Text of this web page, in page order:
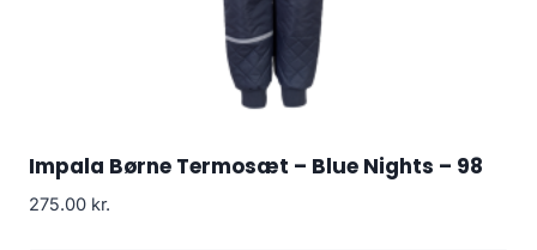
Impala Børne Termosæt – Blue Nights – 98
275.00 kr.